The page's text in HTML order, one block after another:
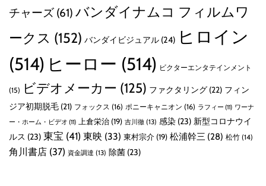
チャーズ (61) バンダイナムコ フィルムワ
ークス (152) バンダイビジュアル (24) ヒロイン
(514) ヒーロー (514) ビクターエンタテインメント
(15) ビデオメーカー (125) ファクタリング (22) フィン
ジア初期脱毛 (21) フォックス (16) ポニーキャニオン (16) ラフィー (11) ワーナ
ー・ホーム・ビデオ (11) 上倉栄治 (19) 吉川徹 (13) 感染 (23) 新型コロナウイ
ルス (23) 東宝 (41) 東映 (33) 東村宗介 (19) 松浦幹三 (28) 松竹 (14)
角川書店 (37) 資金調達 (13) 除菌 (23)